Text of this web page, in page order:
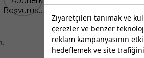
Ziyaretçileri tanımak ve
çerezler ve benzer
reklam kampanyasının
hedeflemek ve site
Adres
Patnos